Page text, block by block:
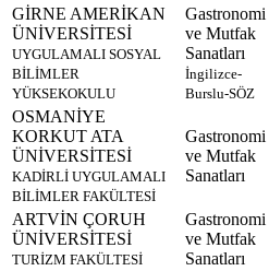
GİRNE AMERİKAN
ÜNİVERSİTESİ
UYGULAMALI SOSYAL
BİLİMLER
YÜKSEKOKULU
Gastronomi
ve Mutfak
Sanatları
İngilizce-
Burslu-SÖZ
OSMANİYE
KORKUT ATA
ÜNİVERSİTESİ
KADİRLİ UYGULAMALI
BİLİMLER FAKÜLTESİ
Gastronomi
ve Mutfak
Sanatları
ARTVİN ÇORUH
ÜNİVERSİTESİ
TURİZM FAKÜLTESİ
Gastronomi
ve Mutfak
Sanatları